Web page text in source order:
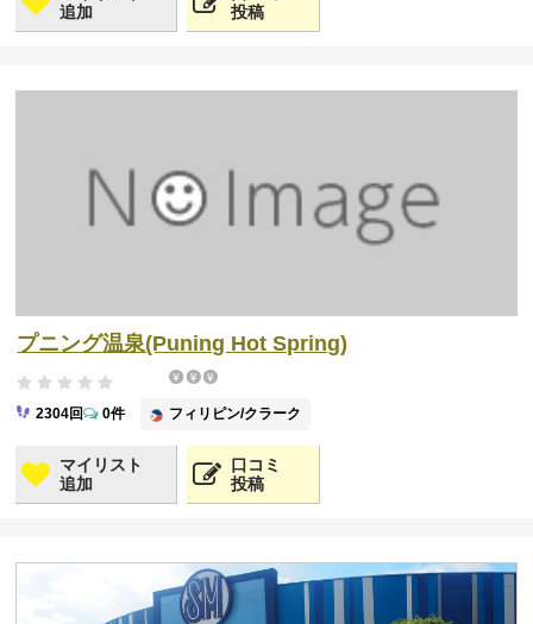
追加
投稿
マイリスト
追加
口コミ
投稿
プニング温泉(Puning Hot Spring)
フィリピン/クラーク
2304回 0件